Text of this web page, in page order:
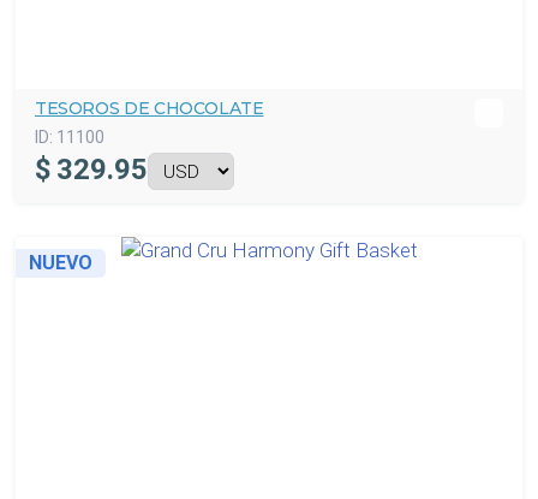
TESOROS DE CHOCOLATE
ID: 11100
$ 329.95
NUEVO